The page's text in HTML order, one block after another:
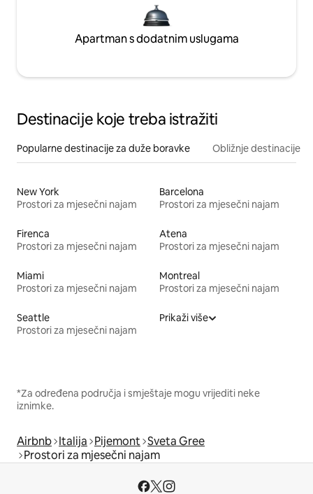
Apartman s dodatnim uslugama
Destinacije koje treba istražiti
Popularne destinacije za duže boravke Obližnje destinacije
New York
Prostori za mjesečni najam
Barcelona
Prostori za mjesečni najam
Firenca
Prostori za mjesečni najam
Atena
Prostori za mjesečni najam
Miami
Prostori za mjesečni najam
Montreal
Prostori za mjesečni najam
Seattle
Prostori za mjesečni najam
Prikaži više
*Za određena područja i smještaje mogu vrijediti neke
iznimke.
Airbnb Italija Pijemont Sveta Gree
Prostori za mjesečni najam